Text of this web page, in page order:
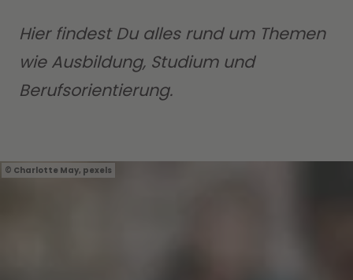
Hier findest Du alles rund um Themen
wie Ausbildung, Studium und
Berufsorientierung.
Charlotte May, pexels